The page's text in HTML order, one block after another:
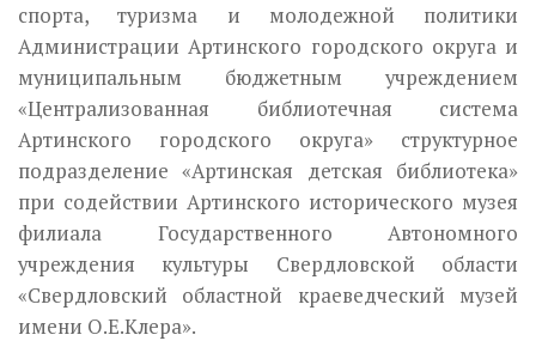
спорта, туризма и молодежной политики
Администрации Артинского городского округа и
муниципальным бюджетным учреждением
«Централизованная библиотечная система
Артинского городского округа» структурное
подразделение «Артинская детская библиотека»
при содействии Артинского исторического музея
филиала Государственного Автономного
учреждения культуры Свердловской области
«Свердловский областной краеведческий музей
имени О.Е.Клера».